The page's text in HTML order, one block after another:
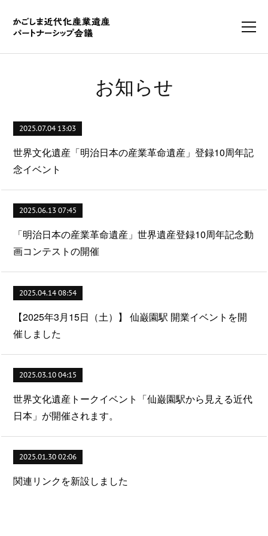
お知らせ
2025.07.04 13:03
世界文化遺産「明治日本の産業革命遺産」登録10周年記
念イベント
2025.06.13 07:45
「明治日本の産業革命遺産」世界遺産登録10周年記念動
画コンテストの開催
2025.04.14 08:54
【2025年3月15日（土）】 仙巌園駅 開業イベントを開
催しました
2025.03.10 04:15
世界文化遺産トークイベント「仙巌園駅から見える近代
日本」が開催されます。
2025.01.30 02:06
関連リンクを新設しました